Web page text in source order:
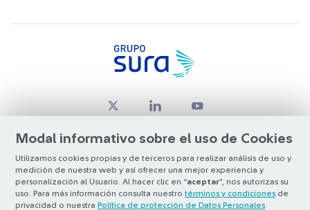
Modal informativo sobre el uso de Cookies
Utilizamos cookies propias y de terceros para realizar análisis de uso y
medición de nuestra web y así ofrecer una mejor experiencia y
personalización al Usuario. Al hacer clic en “aceptar”, nos autorizas su
uso. Para más información consulta nuestro términos y condiciones de
privacidad o nuestra Política de protección de Datos Personales
© Copyright Grupo SURA 2026